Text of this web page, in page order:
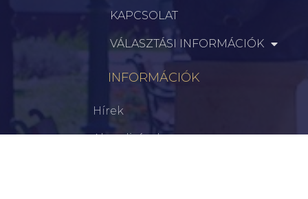
KAPCSOLAT
VÁLASZTÁSI INFORMÁCIÓK
INFORMÁCIÓK
Hírek
Aktualitások